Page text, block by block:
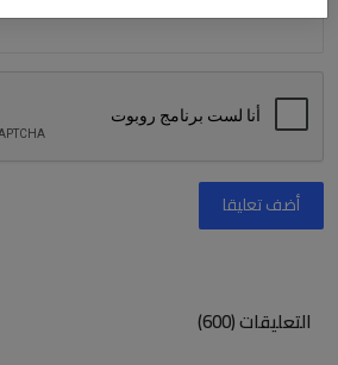
أضف تعليقا
التعليقات (600)